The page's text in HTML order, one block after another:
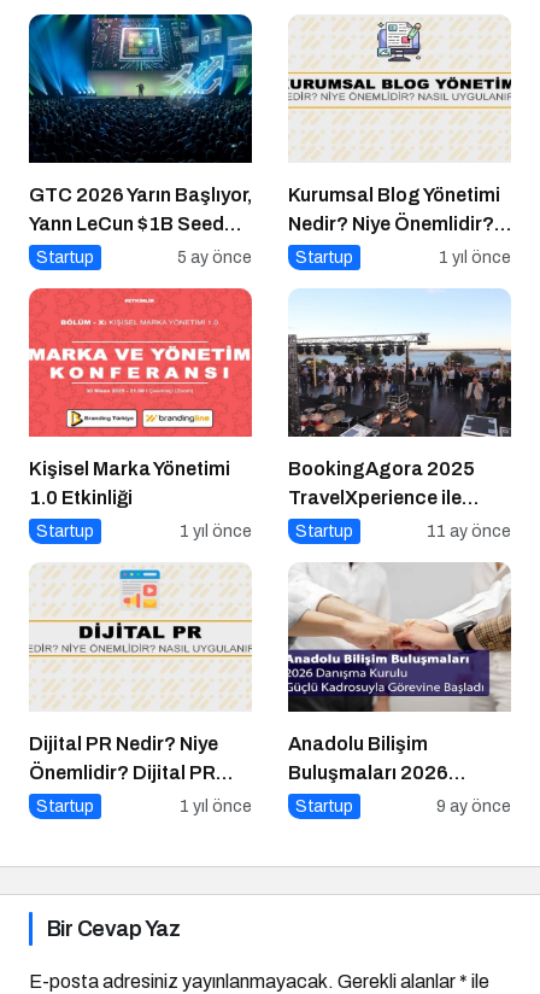
GTC 2026 Yarın Başlıyor,
Yann LeCun $1B Seed
Aldı: AI Fonlama
Startup 5 ay önce
Kurumsal Blog Yönetimi
Nedir? Niye Önemlidir?
Kurumsal Blog Yönetimi
Startup 1 yıl önce
Kişisel Marka Yönetimi
1.0 Etkinliği
Startup 1 yıl önce
BookingAgora 2025
TravelXperience ile
seyahat sektörü Six
Mansions’da bir araya
geldi
Startup 11 ay önce
Dijital PR Nedir? Niye
Önemlidir? Dijital PR
Nasıl Uygulanır?
Startup 1 yıl önce
Anadolu Bilişim
Buluşmaları 2026
Danışma Kurulu Güçlü
Startup 9 ay önce
Bir Cevap Yaz
E-posta adresiniz yayınlanmayacak. Gerekli alanlar* ile